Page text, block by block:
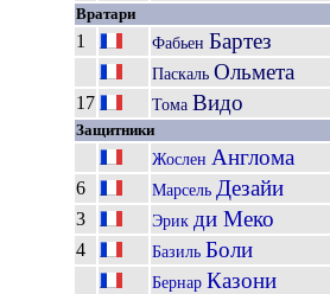
Вратари
1 Фабьен Бартез
Паскаль Ольмета
17
Тома Видо
Защитники
Жослен Англома
6
Марсель Дезайи
3
Эрик ди Меко
4
Базиль Боли
Бернар Казони